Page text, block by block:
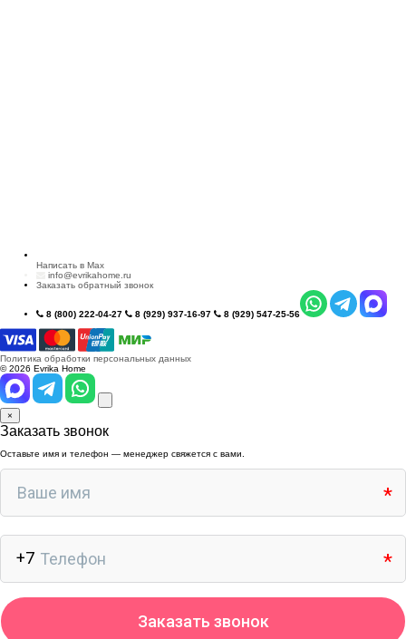
Написать в Max
info@evrikahome.ru
Заказать обратный звонок
8 (800) 222-04-27 8 (929) 937-16-97 8 (929) 547-25-56
Политика обработки персональных данных
© 2026 Evrika Home
×
Заказать звонок
Оставьте имя и телефон — менеджер свяжется с вами.